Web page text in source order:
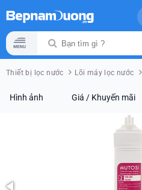
Thiết bị lọc nước Lõi máy lọc nước
Hình ảnh Giá / Khuyến mãi